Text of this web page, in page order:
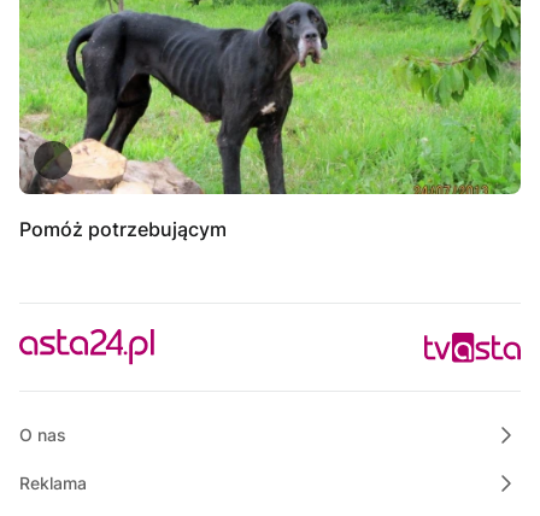
Pomóż potrzebującym
O nas
Reklama